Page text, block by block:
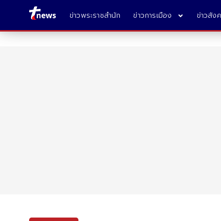
ข่าวพระราชสำนัก ข่าวการเมือง ข่าวสัง